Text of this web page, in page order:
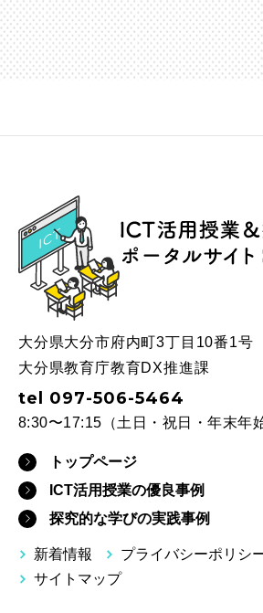
ICT
大分県大分市府内町3丁目10番1号
大分県教育庁教育DX推進課
tel 097-506-5464
8:30〜17:15（土日・祝日・年末年
トップページ
ICT活用授業の優良事例
探究的な学びの実践事例
新着情報
プライバシーポリシ
サイトマップ